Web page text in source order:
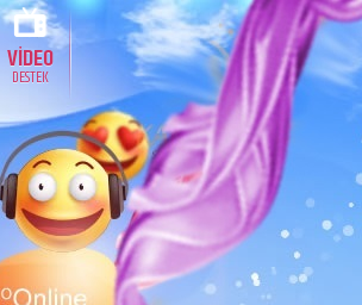
VİDEO
DESTEK